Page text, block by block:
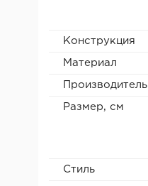
Конструкция
Материал
Производитель
Размер, см
Стиль